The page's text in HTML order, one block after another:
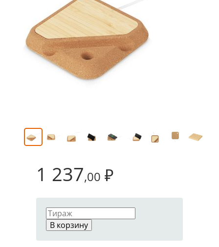
1 237,00 ₽
В корзину